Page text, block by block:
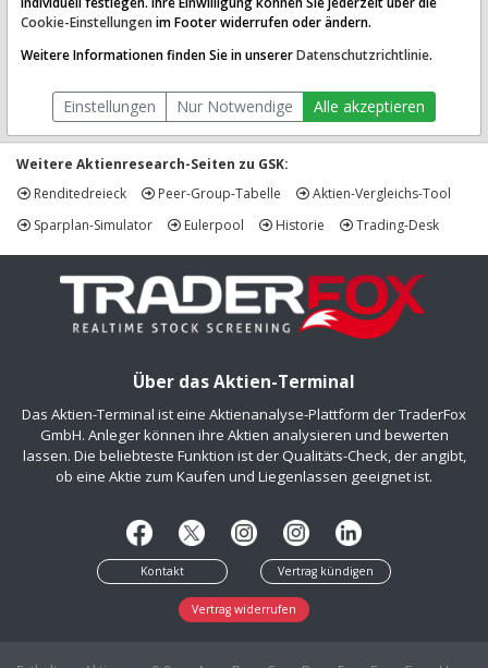
Volladj. Daten:
anzeigen nicht anzeigen
Weitere Aktienresearch-Seiten zu GSK:
Renditedreieck
Peer-Group-Tabelle
Aktien-Vergleichs-Tool
Sparplan-Simulator
Eulerpool Historie Trading-Desk
Über das Aktien-Terminal
Das Aktien-Terminal ist eine Aktienanalyse-Plattform der TraderFox
GmbH. Anleger können ihre Aktien analysieren und bewerten
lassen. Die beliebteste Funktion ist der Qualitäts-Check, der angibt,
ob eine Aktie zum Kaufen und Liegenlassen geeignet ist.
Kontakt Vertrag kündigen
Vertrag widerrufen
Cookie-Einstellungen im Footer widerrufen oder ändern.
Weitere Informationen finden Sie in unsererDatenschutzrichtlinie.
Einstellungen Nur Notwendige Alle akzeptieren